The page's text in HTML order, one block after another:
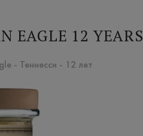
EAGLE 12 YEARS
- Теннесси - 12 лет